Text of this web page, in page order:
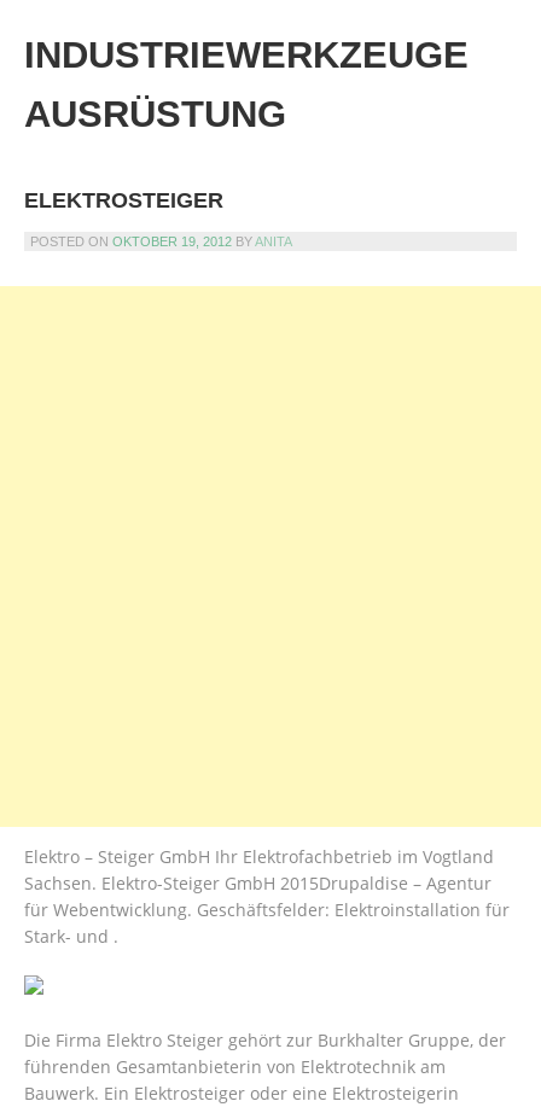
content
INDUSTRIEWERKZEUGE
AUSRÜSTUNG
ELEKTROSTEIGER
POSTED ON OKTOBER 19, 2012 BYANITA
Elektro – Steiger GmbH Ihr Elektrofachbetrieb im Vogtland
Sachsen. Elektro-Steiger GmbH 2015Drupaldise – Agentur
für Webentwicklung. Geschäftsfelder: Elektroinstallation für
Stark- und .
Die Firma Elektro Steiger gehört zur Burkhalter Gruppe, der
führenden Gesamtanbieterin von Elektrotechnik am
Bauwerk. Ein Elektrosteiger oder eine Elektrosteigerin